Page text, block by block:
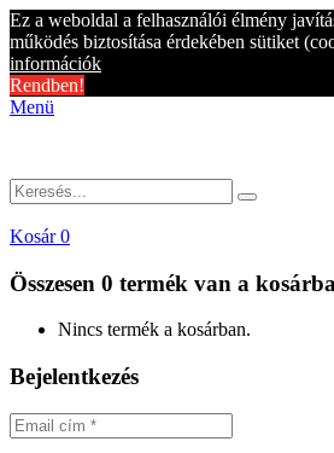
Ez a weboldal a felhasználói élmény
működés biztosítása érdekében sütiket
információk
Rendben!
Menü
Kosár 0
Összesen 0 termék van a
Nincs termék a kosárban.
Bejelentkezés